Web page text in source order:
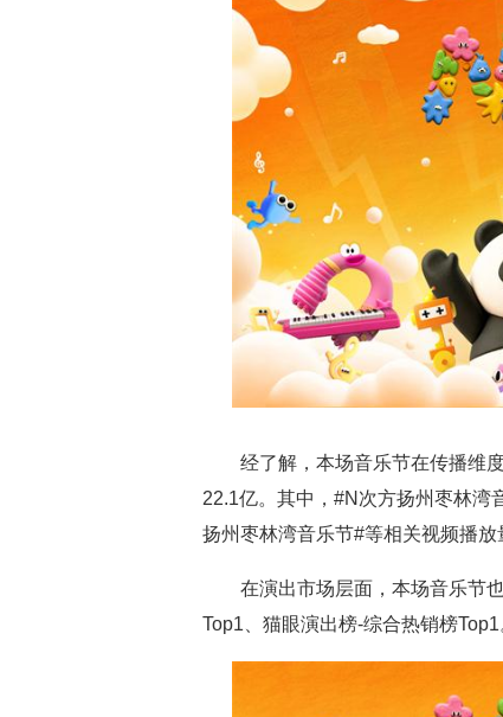
经了解，本场音乐节在传播维
22.1亿。其中，#N次方扬州枣林湾
扬州枣林湾音乐节#等相关视频播放
在演出市场层面，本场音乐节
Top1、猫眼演出榜-综合热销榜